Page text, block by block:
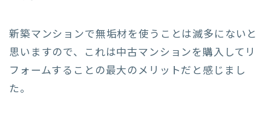
新築マンションで無垢材を使うことは滅多にないと
思いますので、これは中古マンションを購入してリ
フォームすることの最大のメリットだと感じまし
た。